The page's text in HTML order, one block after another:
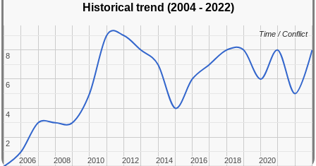
Historical trend (2004 - 2022)
2006
2006 2008
2008 2010
2010 2012
2012 2014
2014 2016
2016 2018
2018 2020
2020
2
2
4
4
6
6
8
8
Time / Conflict
Time / Conflict